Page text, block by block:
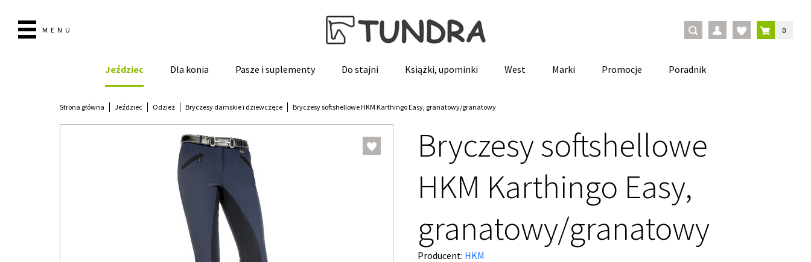
MENU 0
Jeździec Dla konia Pasze i suplementy Do stajni Książki, upominki West Marki Promocje Poradnik
Strona główna Jeździec Odzież Bryczesy damskie i dziewczęce Bryczesy softshellowe HKM Karthingo Easy, granatowy/granatowy
Bryczesy softshellowe
HKM Karthingo Easy,
granatowy/granatowy
Producent: HKM